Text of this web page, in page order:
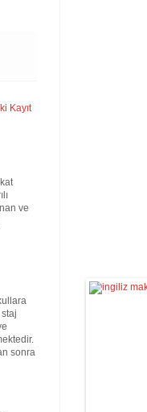
Kayıt
ve
sonra